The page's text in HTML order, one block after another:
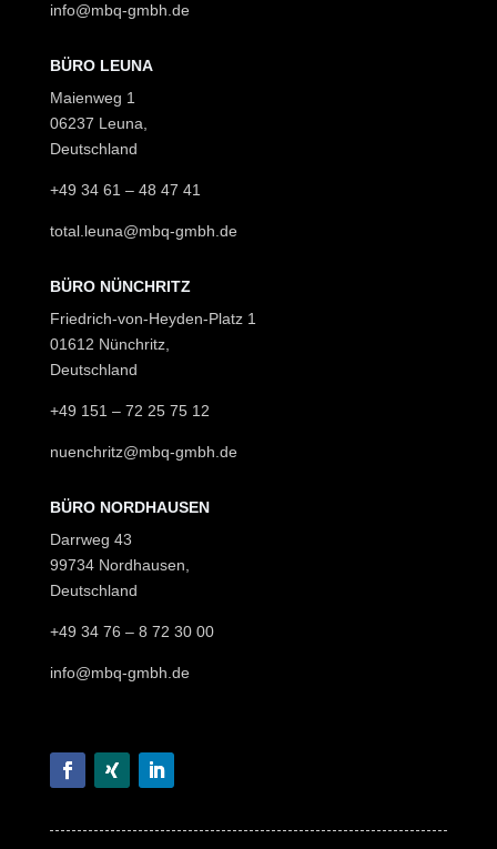
info@mbq-gmbh.de
BÜRO LEUNA
Maienweg 1
06237 Leuna,
Deutschland
+49 34 61 – 48 47 41
total.leuna@mbq-gmbh.de
BÜRO NÜNCHRITZ
Friedrich-von-Heyden-Platz 1
01612 Nünchritz,
Deutschland
+49 151 – 72 25 75 12
nuenchritz@mbq-gmbh.de
BÜRO NORDHAUSEN
Darrweg 43
99734 Nordhausen,
Deutschland
+49 34 76 – 8 72 30 00
info@mbq-gmbh.de